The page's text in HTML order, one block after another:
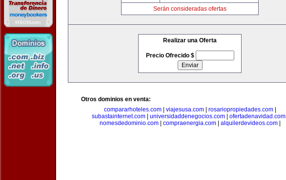
Serán consideradas ofertas
Realizar una Oferta
Precio Ofrecido $
Otros dominios en venta:
compararhoteles.com| viajesusa.com| rosariopropiedades.com|
subastainternet.com| universidaddenegocios.com| ofertadenavidad.com|
nomesdedominio.com| compraenergia.com| alquilerdevideos.com|